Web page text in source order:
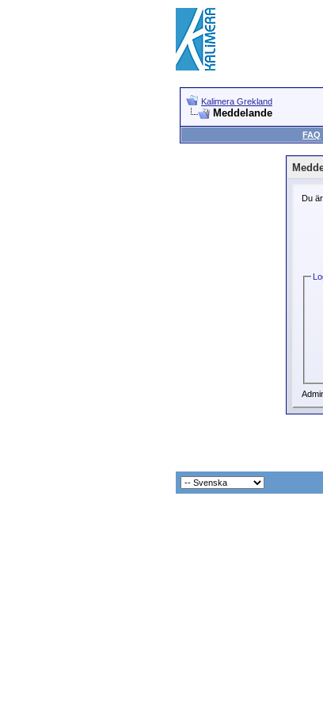
Kalimera Grekland
Meddelande
FAQ
Du